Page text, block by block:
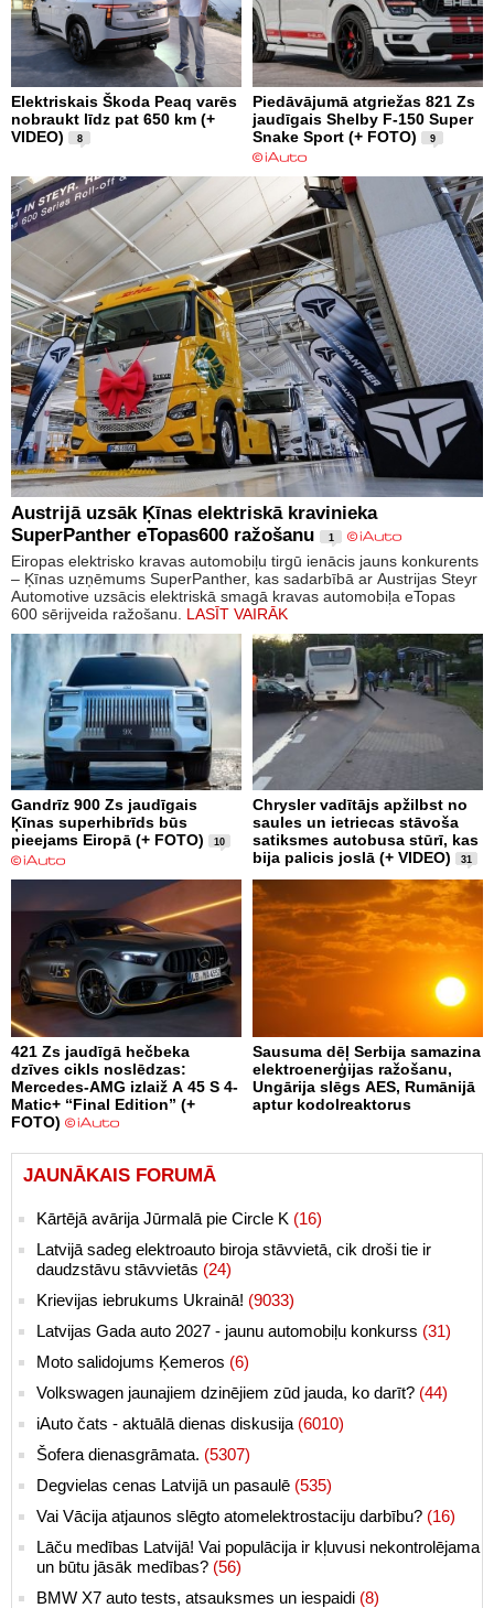
Elektriskais Škoda Peaq varēs
nobraukt līdz pat 650 km (+
VIDEO)
8
Piedāvājumā atgriežas 821 Zs
jaudīgais Shelby F-150 Super
Snake Sport (+ FOTO)
9
Austrijā uzsāk Ķīnas elektriskā kravinieka
SuperPanther eTopas600 ražošanu
1
Eiropas elektrisko kravas automobiļu tirgū ienācis jauns konkurents
– Ķīnas uzņēmums SuperPanther, kas sadarbībā ar Austrijas Steyr
Automotive uzsācis elektriskā smagā kravas automobiļa eTopas
600 sērijveida ražošanu. LASĪT VAIRĀK
Gandrīz 900 Zs jaudīgais
Ķīnas superhibrīds būs
pieejams Eiropā (+ FOTO)
10
Chrysler vadītājs apžilbst no
saules un ietriecas stāvoša
satiksmes autobusa stūrī, kas
bija palicis joslā (+ VIDEO)
31
421 Zs jaudīgā hečbeka
dzīves cikls noslēdzas:
Mercedes-AMG izlaiž A 45 S 4-
Matic+ “Final Edition” (+
FOTO)
Sausuma dēļ Serbija samazina
elektroenerģijas ražošanu,
Ungārija slēgs AES, Rumānijā
aptur kodolreaktorus
JAUNĀKAIS FORUMĀ
Kārtējā avārija Jūrmalā pie Circle K (16)
Latvijā sadeg elektroauto biroja stāvvietā, cik droši tie ir
daudzstāvu stāvvietās (24)
Krievijas iebrukums Ukrainā! (9033)
Latvijas Gada auto 2027 - jaunu automobiļu konkurss (31)
Moto salidojums Ķemeros (6)
Volkswagen jaunajiem dzinējiem zūd jauda, ko darīt? (44)
iAuto čats - aktuālā dienas diskusija (6010)
Šofera dienasgrāmata. (5307)
Degvielas cenas Latvijā un pasaulē (535)
Vai Vācija atjaunos slēgto atomelektrostaciju darbību? (16)
Lāču medības Latvijā! Vai populācija ir kļuvusi nekontrolējama
un būtu jāsāk medības? (56)
BMW X7 auto tests, atsauksmes un iespaidi (8)